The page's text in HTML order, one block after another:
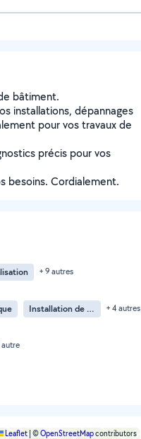
bâtiment.
installations, dépannages
pour vos travaux de
précis pour vos
besoins. Cordialement.
+ 9 autres
Installation de portail électrique + 4 autres
autre
Leaflet| ©OpenStreetMapcontributors